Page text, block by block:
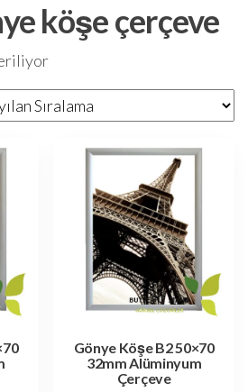
köşe çerçeve
Gönye Köşe B2 50×70
32mm Alüminyum
Çerçeve